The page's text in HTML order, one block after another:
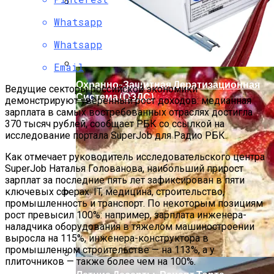
Как Правильно Выбрать Дом Для
Северной Стороны Участка
Мода Для Бизнес-Леди: Как Совмещать
Стиль И Предпринимательство
Охранно-Защитная Дератизационная
Система (ОЗДС)
Whatsapp
Whatsapp
Email
Ведущие секторы российской экономики
демонстрируют уверенный рост доходов: медианная
зарплата в самых востребованных отраслях достигла
370 тысяч рублей, сообщает РБК со ссылкой на
исследование портала SuperJob для Радио РБК.
Как отмечает руководитель исследовательского центра
SuperJob Наталья Голованова, наибольший прирост
зарплат за последние пять лет зафиксирован в пяти
ключевых сферах: IT, медицина, строительство,
промышленность и транспорт. По некоторым позициям
рост превысил 100%: например, зарплата инженера-
наладчика оборудования в тяжелом машиностроении
выросла на 115%, инженера-конструктора в
промышленном строительстве — на 113%, а у
плиточников — также более чем на 100%.